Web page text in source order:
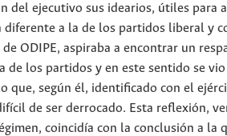
del ejecutivo sus idearios, útiles para
a la de los partidos liberal y
ODIPE, aspiraba a encontrar un
de los partidos y en este sentido se
que, según él, identificado con el
de ser derrocado. Esta reflexión,
coincidía con la conclusión a la